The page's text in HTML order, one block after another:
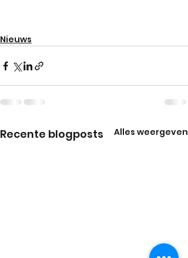
Nieuws
Recente blogposts Alles weergeven